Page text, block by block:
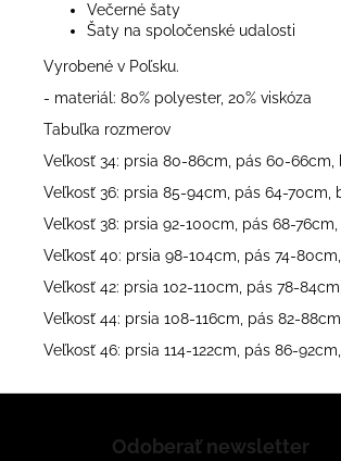
Večerné šaty
Šaty na spoločenské udalosti
Vyrobené v Poľsku.
- materiál: 80% polyester, 20% viskóza
Tabuľka rozmerov
Veľkosť 34: prsia 80-86cm, pás 60-
Veľkosť 36: prsia 85-94cm, pás 64-70cm,
Veľkosť 38: prsia 92-100cm, pás 68-
Veľkosť 40: prsia 98-104cm, pás 74-
Veľkosť 42: prsia 102-110cm, pás 78-
Veľkosť 44: prsia 108-116cm, pás 82-
Veľkosť 46: prsia 114-122cm, pás 86-
Odoberať newsletter